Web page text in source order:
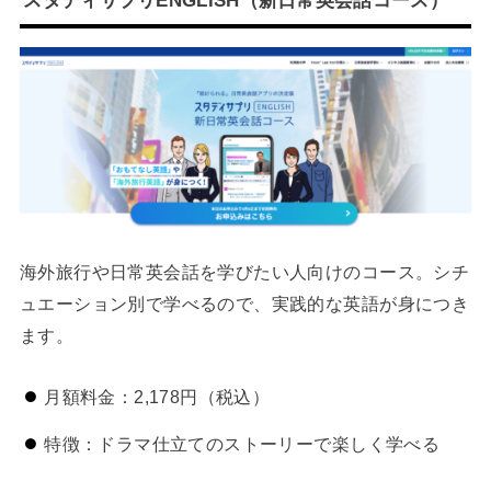
海外旅行や日常英会話を学びたい人向けのコース。シチ
ュエーション別で学べるので、実践的な英語が身につき
ます。
月額料金：2,178円（税込）
特徴：ドラマ仕立てのストーリーで楽しく学べる